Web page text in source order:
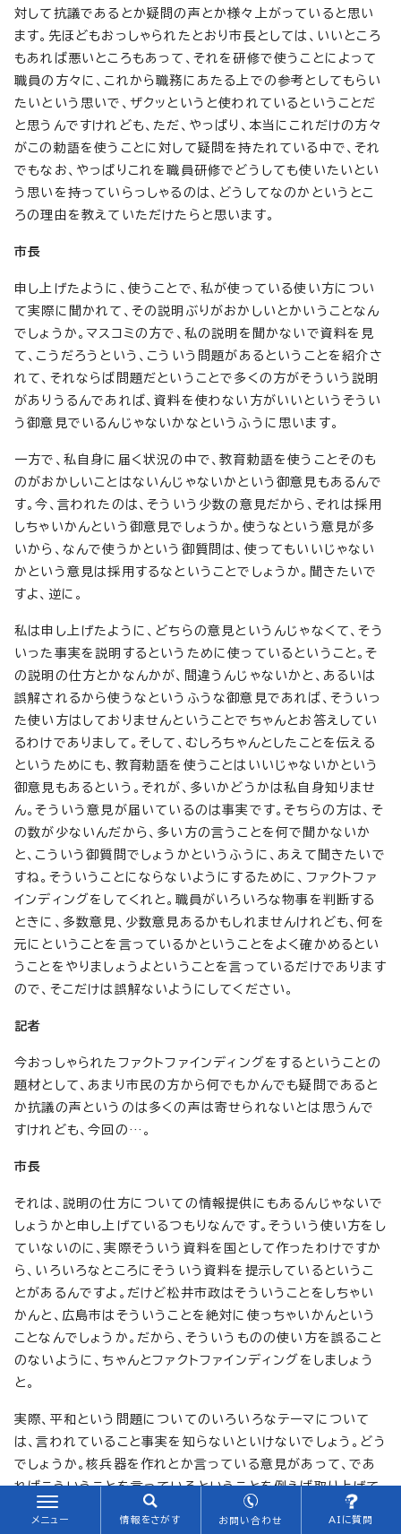
対して抗議であるとか疑問の声とか様々上がっていると思い
ます。先ほどもおっしゃられたとおり市長としては、いいところ
もあれば悪いところもあって、それを研修で使うことによって
職員の方々に、これから職務にあたる上での参考としてもらい
たいという思いで、ザクッというと使われているということだ
と思うんですけれども、ただ、やっぱり、本当にこれだけの方々
がこの勅語を使うことに対して疑問を持たれている中で、それ
でもなお、やっぱりこれを職員研修でどうしても使いたいとい
う思いを持っていらっしゃるのは、どうしてなのかというとこ
ろの理由を教えていただけたらと思います。
市長
申し上げたように、使うことで、私が使っている使い方につい
て実際に聞かれて、その説明ぶりがおかしいとかいうことなん
でしょうか。マスコミの方で、私の説明を聞かないで資料を見
て、こうだろうという、こういう問題があるということを紹介さ
れて、それならば問題だということで多くの方がそういう説明
がありうるんであれば、資料を使わない方がいいというそうい
う御意見でいるんじゃないかなというふうに思います。
一方で、私自身に届く状況の中で、教育勅語を使うことそのも
のがおかしいことはないんじゃないかという御意見もあるんで
す。今、言われたのは、そういう少数の意見だから、それは採用
しちゃいかんという御意見でしょうか。使うなという意見が多
いから、なんで使うかという御質問は、使ってもいいじゃない
かという意見は採用するなということでしょうか。聞きたいで
すよ、逆に。
私は申し上げたように、どちらの意見というんじゃなくて、そう
いった事実を説明するというために使っているということ。そ
の説明の仕方とかなんかが、間違うんじゃないかと、あるいは
誤解されるから使うなというふうな御意見であれば、そういっ
た使い方はしておりませんということでちゃんとお答えしてい
るわけでありまして。そして、むしろちゃんとしたことを伝える
というためにも、教育勅語を使うことはいいじゃないかという
御意見もあるという。それが、多いかどうかは私自身知りませ
ん。そういう意見が届いているのは事実です。そちらの方は、そ
の数が少ないんだから、多い方の言うことを何で聞かないか
と、こういう御質問でしょうかというふうに、あえて聞きたいで
すね。そういうことにならないようにするために、ファクトファ
インディングをしてくれと。職員がいろいろな物事を判断する
ときに、多数意見、少数意見あるかもしれませんけれども、何を
元にということを言っているかということをよく確かめるとい
うことをやりましょうよということを言っているだけであります
ので、そこだけは誤解ないようにしてください。
記者
今おっしゃられたファクトファインディングをするということの
題材として、あまり市民の方から何でもかんでも疑問であると
か抗議の声というのは多くの声は寄せられないとは思うんで
すけれども、今回の…。
市長
それは、説明の仕方についての情報提供にもあるんじゃないで
しょうかと申し上げているつもりなんです。そういう使い方をし
ていないのに、実際そういう資料を国として作ったわけですか
ら、いろいろなところにそういう資料を提示しているというこ
とがあるんですよ。だけど松井市政はそういうことをしちゃい
かんと、広島市はそういうことを絶対に使っちゃいかんという
ことなんでしょうか。だから、そういうものの使い方を誤ること
のないように、ちゃんとファクトファインディングをしましょう
と。
実際、平和という問題についてのいろいろなテーマについて
は、言われていること事実を知らないといけないでしょう。どう
でしょうか。核兵器を作れとか言っている意見があって、であ
ればこういうことを言っているということを例えば取り上げて
は、それを賛成しているんだから使っちゃいかんというふうに
メニュー 情報をさがす お問い合わせ AIに質問